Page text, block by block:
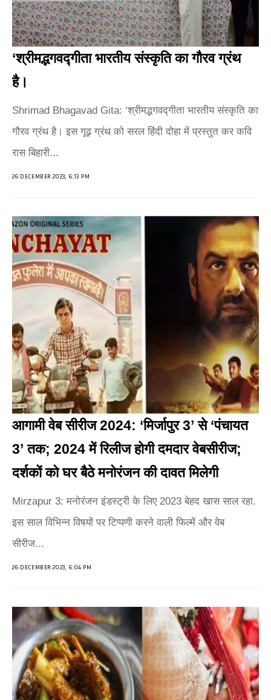
‘श्रीमद्भगवद्गीता भारतीय संस्कृति का गौरव ग्रंथ
है।
Shrimad Bhagavad Gita: ‘श्रीमद्भगवद्गीता भारतीय संस्कृति का
गौरव ग्रंथ है। इस गूढ़ ग्रंथ को सरल हिंदी दोहा में प्रस्तुत कर कवि
रास बिहारी...
26 DECEMBER 2023, 6:13 PM
आगामी वेब सीरीज 2024: ‘मिर्जापुर 3’ से ‘पंचायत
3’ तक; 2024 में रिलीज होगी दमदार वेबसीरीज;
दर्शकों को घर बैठे मनोरंजन की दावत मिलेगी
Mirzapur 3: मनोरंजन इंडस्ट्री के लिए 2023 बेहद खास साल रहा.
इस साल विभिन्न विषयों पर टिप्पणी करने वाली फिल्में और वेब
सीरीज...
26 DECEMBER 2023, 6:04 PM